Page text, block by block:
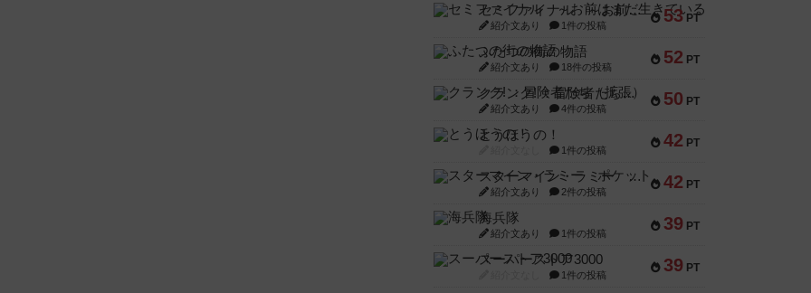
53 PT
セミファイナル ～お前はまだ生きている～
紹介文あり 1件の投稿
52 PT
ふたつの街の物語
紹介文あり 18件の投稿
50 PT
クランク! ：冒険者たち（拡張）
紹介文あり 4件の投稿
42 PT
とうほうの！
1件の投稿
42 PT
スターマイン・ラミー ポケット
紹介文あり 2件の投稿
39 PT
海兵隊
紹介文あり 1件の投稿
39 PT
スーパーストア3000
1件の投稿